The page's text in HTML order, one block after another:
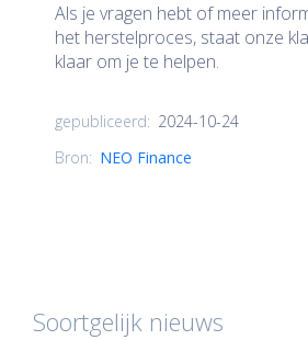
Als je vragen hebt of meer
het herstelproces, staat onze
klaar om je te helpen.
gepubliceerd: 2024-10-24
Bron: NEO Finance
Soortgelijk nieuws